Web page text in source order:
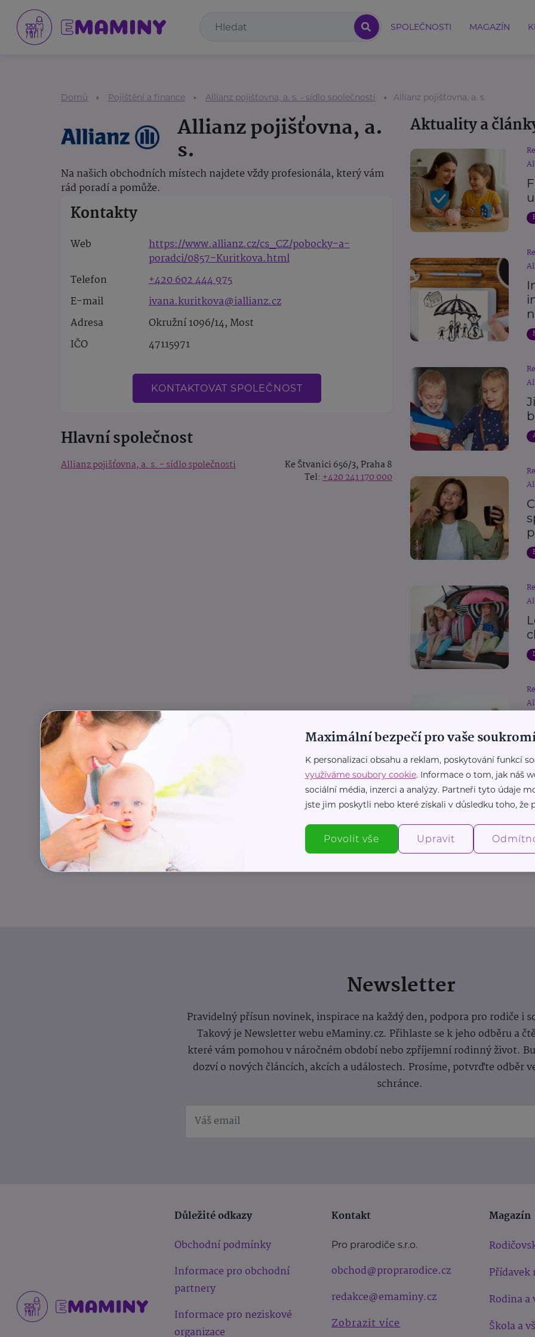
SPOLEČNOSTI MAGAZÍN
Domů Pojištění a finance Allianz pojišťovna, a. s. - sídlo společnosti Allianz pojišťovna, a. s.
Allianz pojišťovna, a.
s.
Na našich obchodních místech najdete vždy profesionála, který vám
rád poradí a pomůže.
Kontakty
Web
https://www.allianz.cz/cs_CZ/pobocky-a-
poradci/0857-Kuritkova.html
Telefon
+420 602 444 975
E-mail
ivana.kuritkova@iallianz.cz
Adresa
Okružní 1096/14, Most
IČO
47115971
KONTAKTOVAT SPOLEČNOST
Hlavní společnost
Allianz pojišťovna, a. s. - sídlo společnosti
Ke Štvanici 656/3, Praha 8
Tel: +420 241 170 000
Aktuality a
Newsletter
Pravidelný přísun novinek, inspirace na každý den, podpora pro rodiče i
Takový je Newsletter webu eMaminy.cz. Přihlaste se k jeho odběru a
které vám pomohou v náročném období nebo zpříjemní rodinný život.
dozví o nových článcích, akcích a událostech. Prosíme, potvrďte odběr
schránce.
Důležité odkazy
Obchodní podmínky
Informace pro obchodní
partnery
Informace pro neziskové
organizace
Kontakt
Pro prarodiče s.r.o.
obchod@proprarodice.cz
redakce@emaminy.cz
Zobrazit více
Magazín
Přídavek
Rodina a
Škola a
Maximální bezpečí pro vaše
K personalizaci obsahu a reklam, poskytování funkcí
využíváme soubory cookie. Informace o tom, jak náš
sociální média, inzerci a analýzy. Partneři tyto údaje
jste jim poskytli nebo které získali v důsledku toho, že
Povolit vše Upravit